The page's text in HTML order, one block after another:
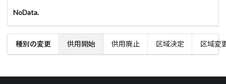
NoData.
種別の変更 供用開始 供用廃止 区域決定 区域変